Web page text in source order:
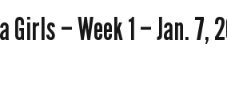
– Week 1 – Jan. 7,